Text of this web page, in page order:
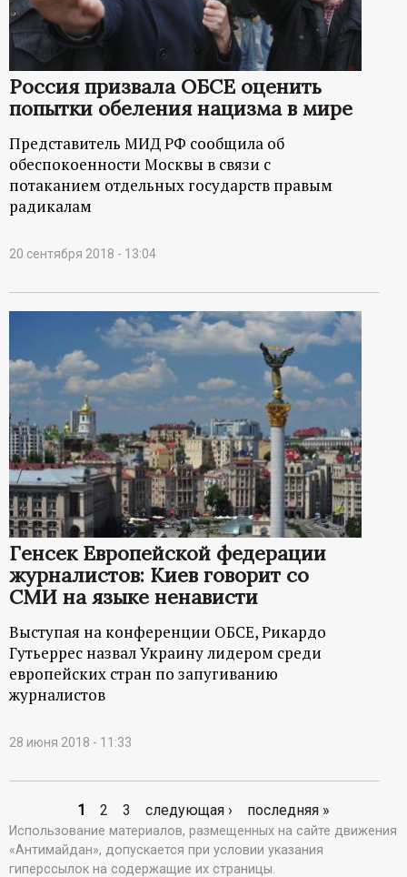
Россия призвала ОБСЕ оценить
попытки обеления нацизма в мире
Представитель МИД РФ сообщила об
обеспокоенности Москвы в связи с
потаканием отдельных государств правым
радикалам
20 сентября 2018 - 13:04
Генсек Европейской федерации
журналистов: Киев говорит со
СМИ на языке ненависти
Выступая на конференции ОБСЕ, Рикардо
Гутьеррес назвал Украину лидером среди
европейских стран по запугиванию
журналистов
28 июня 2018 - 11:33
С
т
1 2 3 следующая › последняя »
Использование материалов, размещенных на сайте движения
«Антимайдан», допускается при условии указания
гиперссылок на содержащие их страницы.